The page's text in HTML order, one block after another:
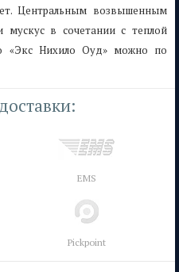
Центральным возвышенным
мускус в сочетании с теплой
«Экс Нихило Оуд» можно по
EMS
Pickpoint